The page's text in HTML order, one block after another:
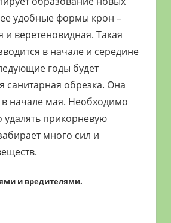
удобные формы крон –
веретеновидная. Такая
в начале и середине
годы будет
санитарная обрезка. Она
в начале мая. Необходимо
удалять прикорневую
много сил и
и вредителями.